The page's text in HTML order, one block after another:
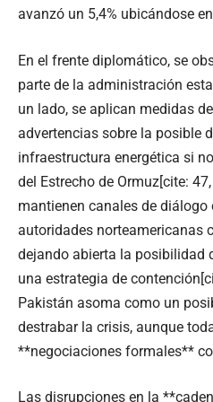
avanzó un 5,4% ubicándose
En el frente diplomático, se
parte de la administración
un lado, se aplican medidas
advertencias sobre la posible
infraestructura energética si
del Estrecho de Ormuz[cite:
mantienen canales de
autoridades norteamericanas
dejando abierta la posibilidad
una estrategia de
Pakistán asoma como un
destrabar la crisis, aunque
**negociaciones formales**
Las disrupciones en la